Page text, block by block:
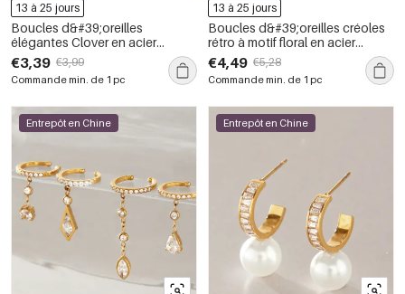
13 à 25 jours
Boucles d&#39;oreilles
élégantes Clover en acier
inoxydable étanche couleur or
avec zircon pour femmes
€3,39 €3,99
Commande min. de 1 pc
13 à 25 jours
Boucles d&#39;oreilles créoles
rétro à motif floral en acier
inoxydable étanche pour
femmes
€4,49 €5,28
Commande min. de 1 pc
Entrepôt en Chine Entrepôt en Chine